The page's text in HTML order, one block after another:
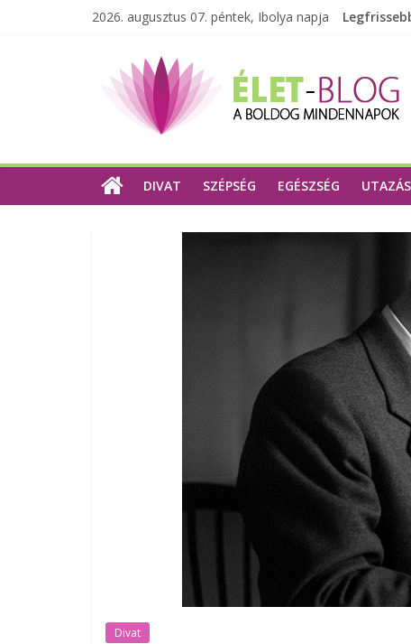
2026. augusztus 07. péntek, Ibolya napja
DIVAT SZÉPSÉG EGÉSZSÉG UTAZÁS
Divat